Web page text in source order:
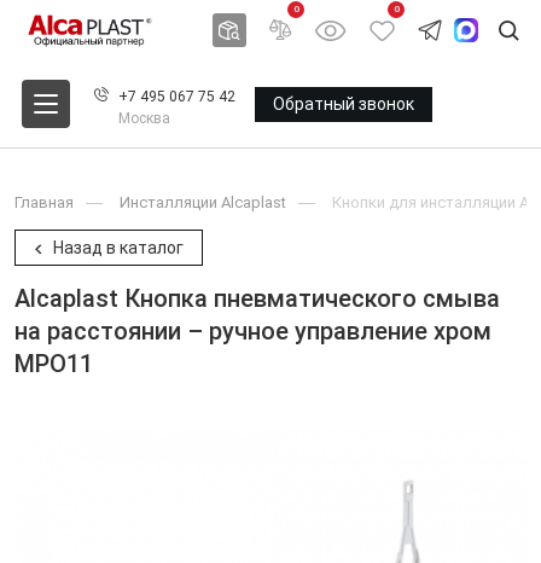
0 0
+7 495 067 75 42
Москва
Обратный звонок
Главная Инсталляции Alcaplast Кнопки для инсталляции
Назад в каталог
Alcaplast Кнопка пневматического смыва
на расстоянии – ручное управление хром
MPO11